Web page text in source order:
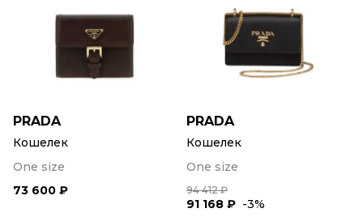
PRADA
Кошелек
One size
73 600 ₽
PRADA
Кошелек
One size
94 412 ₽
91 168 ₽ -3%